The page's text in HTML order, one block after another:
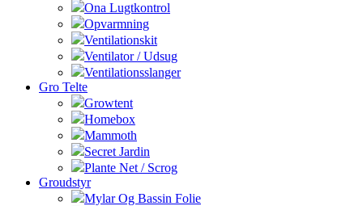
Ona Lugtkontrol
Opvarmning
Ventilationskit
Ventilator / Udsug
Ventilationsslanger
Gro Telte
Growtent
Homebox
Mammoth
Secret Jardin
Plante Net / Scrog
Groudstyr
Mylar Og Bassin Folie